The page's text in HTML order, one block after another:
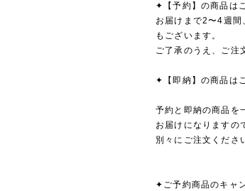
✦【予約】の商品は
お届けまで2〜4週
もございます。
ご了承のうえ、ご注
✦【即納】の商品は
予約と即納の商品を
お届けになりますの
別々にご注文くださ
✦ご予約商品のキャ